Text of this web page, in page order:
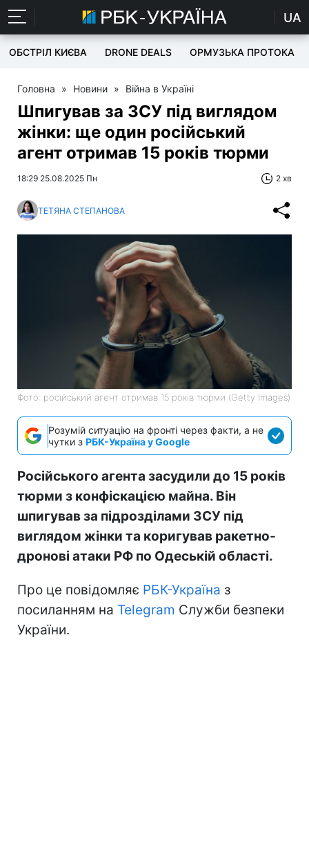
UA
ОБСТРІЛ КИЄВА DRONE DEALS ОРМУЗЬКА ПРОТОКА
Головна » Новини » Війна в Україні
Шпигував за ЗСУ під виглядом
жінки: ще один російський
агент отримав 15 років тюрми
18:29 25.08.2025 Пн 2 хв
ТЕТЯНА СТЕПАНОВА
Фото: російський агент отримав 15 років тюрми (Getty Images)
Розумій ситуацію на фронті через факти, а не
чутки з РБК-Україна у Google
Російського агента засудили до 15 років
тюрми з конфіскацією майна. Він
шпигував за підрозділами ЗСУ під
виглядом жінки та коригував ракетно-
дронові атаки РФ по Одеській області.
Про це повідомляє РБК-Україна з
посиланням на Telegram Служби безпеки
України.